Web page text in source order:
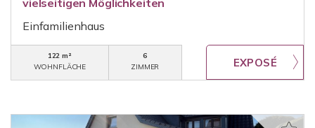
vielseitigen Möglichkeiten
Einfamilienhaus
122 m²
WOHNFLÄCHE
6
ZIMMER